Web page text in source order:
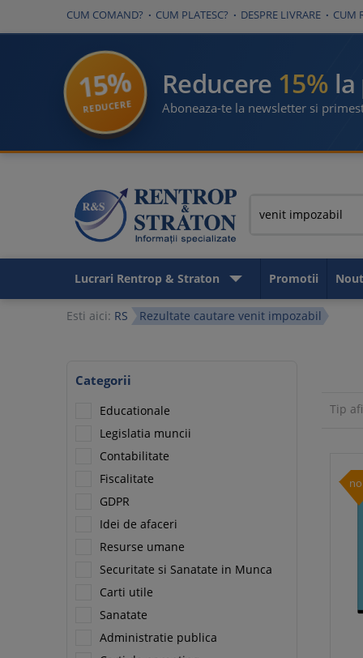
CUM COMAND? CUM PLATESC? DESPRE LIVRARE CUM
15%
REDUCERE
Reducere 15%
Aboneaza-te la newsletter si
Lucrari Rentrop & Straton Promotii
Esti aici: RS Rezultate cautare venit impozabil
Categorii
Educationale
Legislatia muncii
Contabilitate
Fiscalitate
GDPR
Idei de afaceri
Resurse umane
Securitate si Sanatate in Munca
Carti utile
Sanatate
Administratie publica
Tip